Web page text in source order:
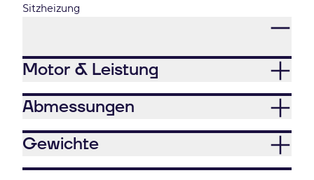
Sitzheizung
Motor & Leistung
Abmessungen
Gewichte